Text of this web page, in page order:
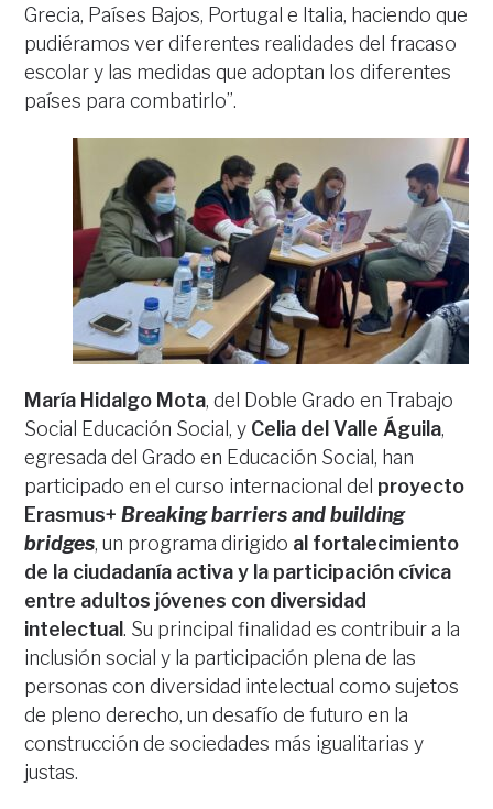
Grecia, Países Bajos, Portugal e Italia, haciendo que
pudiéramos ver diferentes realidades del fracaso
escolar y las medidas que adoptan los diferentes
países para combatirlo”.
María Hidalgo Mota, del Doble Grado en Trabajo
Social Educación Social, y Celia del Valle Águila,
egresada del Grado en Educación Social, han
participado en el curso internacional del proyecto
Erasmus+Breaking barriers and building
bridges, un programa dirigido al fortalecimiento
de la ciudadanía activa y la participación cívica
entre adultos jóvenes con diversidad
intelectual. Su principal finalidad es contribuir a la
inclusión social y la participación plena de las
personas con diversidad intelectual como sujetos
de pleno derecho, un desafío de futuro en la
construcción de sociedades más igualitarias y
justas.